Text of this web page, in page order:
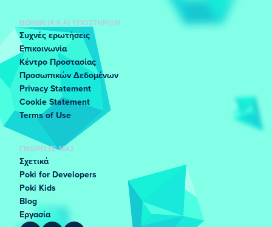
ΒΟΉΘΕΙΑ ΚΑΙ ΥΠΟΣΤΉΡΙΞΗ
Συχνές ερωτήσεις
Επικοινωνία
Κέντρο Προστασίας
Προσωπικών Δεδομένων
Privacy Statement
Cookie Statement
Terms of Use
ΓΝΩΡΊΣΤΕ ΜΑΣ
Σχετικά
Poki for Developers
Poki Kids
Blog
Εργασία